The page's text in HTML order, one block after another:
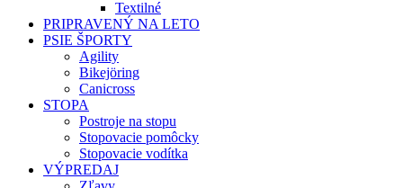
Textilné
PRIPRAVENÝ NA LETO
PSIE ŠPORTY
Agility
Bikejöring
Canicross
STOPA
Postroje na stopu
Stopovacie pomôcky
Stopovacie vodítka
VÝPREDAJ